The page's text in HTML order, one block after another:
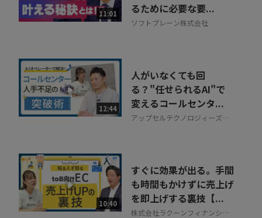
11:01
るために必要な要...
ソフトブレーン株式会社
12:44
人がいなくても回
る？"任せられるAI"で
変えるコールセンタ...
アップセルテクノロジィーズ株
10:40
すぐに効果が出る。手間
も時間もかけずに売上げ
を即上げする裏技【...
株式会社ラクーンフィナンシャ